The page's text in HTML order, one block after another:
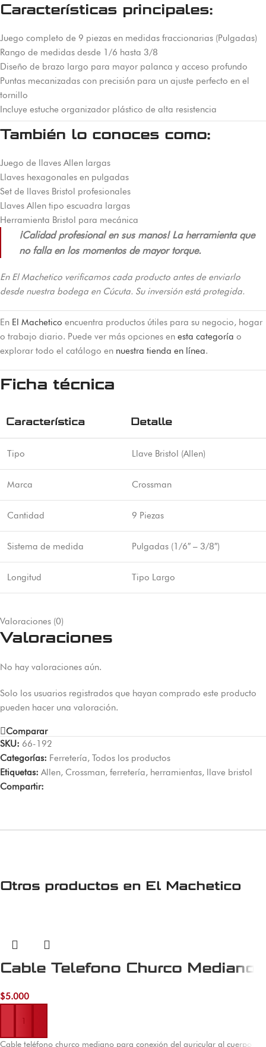
Características principales:
Juego completo de 9 piezas en medidas fraccionarias (Pulgadas)
Rango de medidas desde 1/6 hasta 3/8
Diseño de brazo largo para mayor palanca y acceso profundo
Puntas mecanizadas con precisión para un ajuste perfecto en el
tornillo
Incluye estuche organizador plástico de alta resistencia
También lo conoces como:
Juego de llaves Allen largas
Llaves hexagonales en pulgadas
Set de llaves Bristol profesionales
Llaves Allen tipo escuadra largas
Herramienta Bristol para mecánica
¡Calidad profesional en sus manos! La herramienta que
no falla en los momentos de mayor torque.
En El Machetico verificamos cada producto antes de enviarlo
desde nuestra bodega en Cúcuta. Su inversión está protegida.
En El Machetico encuentra productos útiles para su negocio, hogar
o trabajo diario. Puede ver más opciones en esta categoría o
explorar todo el catálogo en nuestra tienda en línea.
Ficha técnica
Característica Detalle
Tipo Llave Bristol (Allen)
Marca Crossman
Cantidad 9 Piezas
Sistema de medida Pulgadas (1/6″ – 3/8″)
Longitud Tipo Largo
Valoraciones (0)
Valoraciones
No hay valoraciones aún.
Solo los usuarios registrados que hayan comprado este producto
pueden hacer una valoración.
Comparar
SKU: 66-192
Categorías: Ferretería, Todos los productos
Etiquetas: Allen, Crossman, ferretería, herramientas, llave bristol
Compartir:
Otros productos en El Machetico
Cable Telefono Churco Mediano
$5.000
Añadir al carrito
Cable teléfono churco mediano para conexión del auricular al cuerpo